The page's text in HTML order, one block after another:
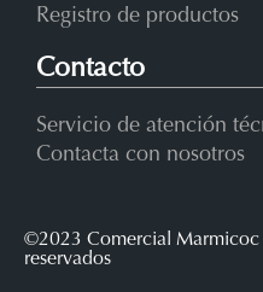
Registro de productos
Contacto
Servicio de atención
Contacta con nosotros
©2023 Comercial Marmicoc
reservados